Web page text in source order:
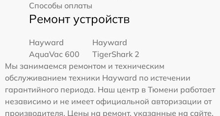
Способы оплаты
Ремонт устройств
Hayward
AquaVac 600
Hayward
TigerShark 2
Мы занимаемся ремонтом и техническим
обслуживанием техники Hayward по истечении
гарантийного периода. Наш центр в Тюмени работает
независимо и не имеет официальной авторизации от
производителя. Цены на ремонт, указанные на сайте,